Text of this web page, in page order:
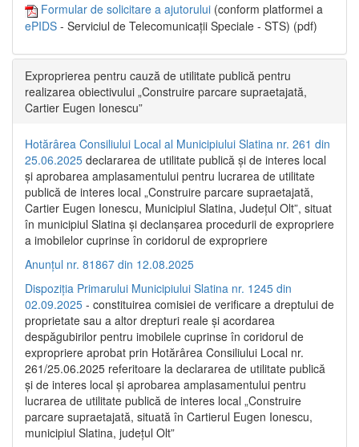
Formular de solicitare a ajutorului (conform platformei a
ePIDS - Serviciul de Telecomunicații Speciale - STS) (pdf)
Exproprierea pentru cauză de utilitate publică pentru
realizarea obiectivului „Construire parcare supraetajată,
Cartier Eugen Ionescu”
Hotărârea Consiliului Local al Municipiului Slatina nr. 261 din
25.06.2025 declararea de utilitate publică și de interes local
și aprobarea amplasamentului pentru lucrarea de utilitate
publică de interes local „Construire parcare supraetajată,
Cartier Eugen Ionescu, Municipiul Slatina, Județul Olt”, situat
în municipiul Slatina și declanșarea procedurii de expropriere
a imobilelor cuprinse în coridorul de expropriere
Anunțul nr. 81867 din 12.08.2025
Dispoziția Primarului Municipiului Slatina nr. 1245 din
02.09.2025 - constituirea comisiei de verificare a dreptului de
proprietate sau a altor drepturi reale și acordarea
despăgubirilor pentru imobilele cuprinse în coridorul de
expropriere aprobat prin Hotărârea Consiliului Local nr.
261/25.06.2025 referitoare la declararea de utilitate publică
și de interes local și aprobarea amplasamentului pentru
lucrarea de utilitate publică de interes local „Construire
parcare supraetajată, situată în Cartierul Eugen Ionescu,
municipiul Slatina, județul Olt”